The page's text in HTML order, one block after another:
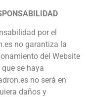
por el
no garantiza la
del Website
se haya
no será en
daños y